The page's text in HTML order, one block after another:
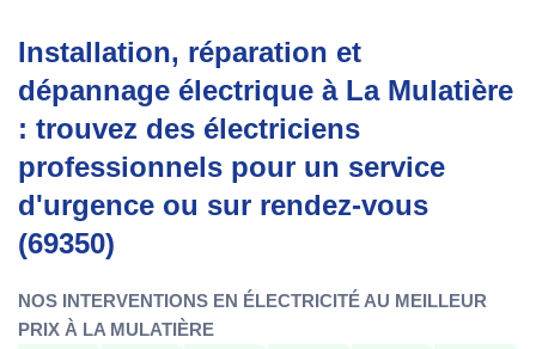
Installation, réparation et
dépannage électrique à La Mulatière
: trouvez des électriciens
professionnels pour un service
d'urgence ou sur rendez-vous
(69350)
NOS INTERVENTIONS EN ÉLECTRICITÉ AU MEILLEUR
PRIX À LA MULATIÈRE